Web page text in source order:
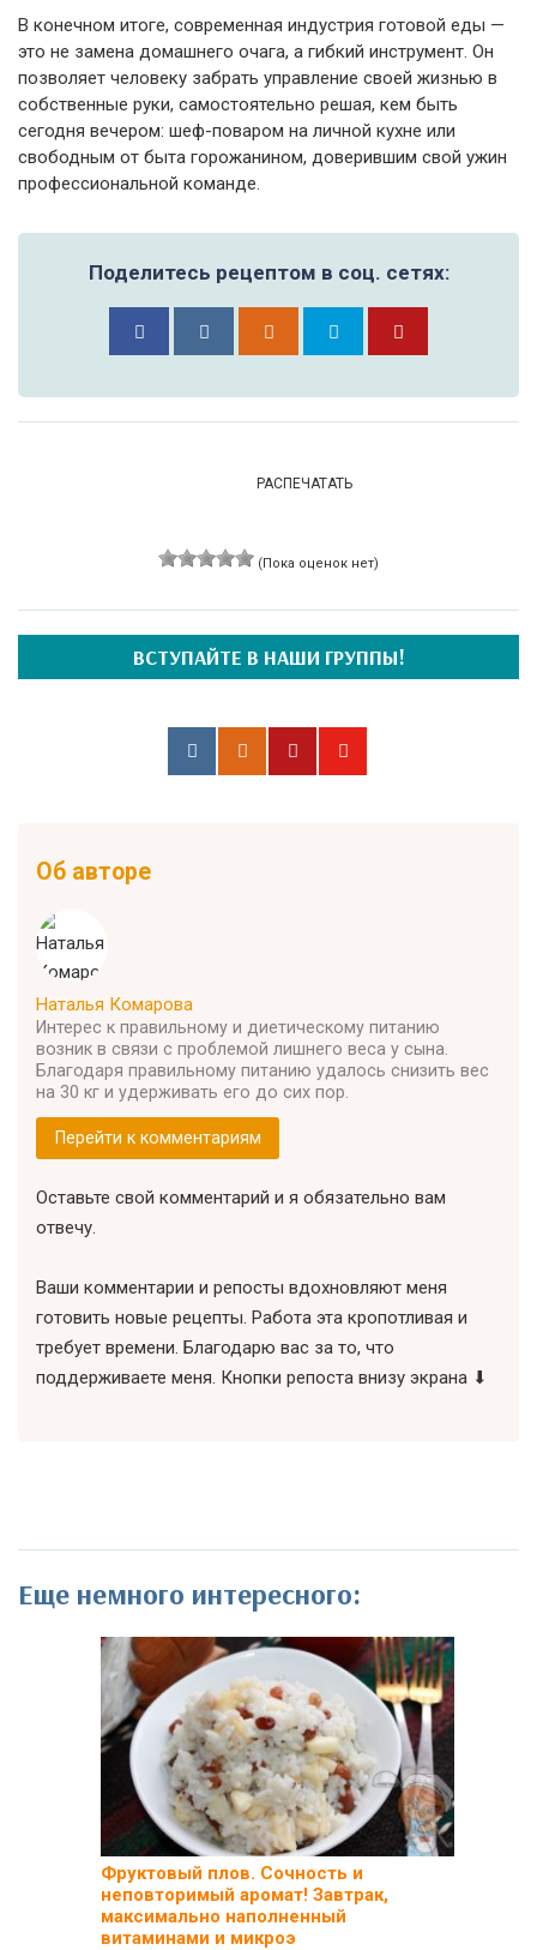
В конечном итоге, современная индустрия готовой еды —
это не замена домашнего очага, а гибкий инструмент. Он
позволяет человеку забрать управление своей жизнью в
собственные руки, самостоятельно решая, кем быть
сегодня вечером: шеф-поваром на личной кухне или
свободным от быта горожанином, доверившим свой ужин
профессиональной команде.
Поделитесь рецептом в соц. сетях:
РАСПЕЧАТАТЬ
(Пока оценок нет)
ВСТУПАЙТЕ В НАШИ ГРУППЫ!
Об авторе
Наталья Комарова
Интерес к правильному и диетическому питанию
возник в связи с проблемой лишнего веса у сына.
Благодаря правильному питанию удалось снизить вес
на 30 кг и удерживать его до сих пор.
Перейти к комментариям
Оставьте свой комментарий и я обязательно вам
отвечу.
Ваши комментарии и репосты вдохновляют меня
готовить новые рецепты. Работа эта кропотливая и
требует времени. Благодарю вас за то, что
поддерживаете меня. Кнопки репоста внизу экрана ⬇
Еще немного интересного:
Фруктовый плов. Сочность и
неповторимый аромат! Завтрак,
максимально наполненный
витаминами и микроэ